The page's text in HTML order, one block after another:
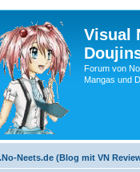
Visual
Forum von
Mangas und
Neets.de (Blog mit VN